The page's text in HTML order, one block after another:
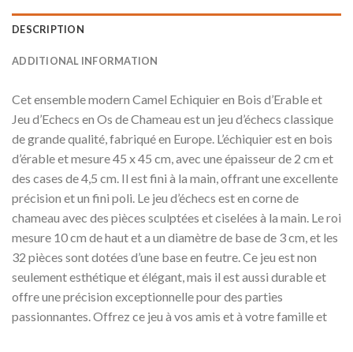
DESCRIPTION
ADDITIONAL INFORMATION
Cet ensemble modern Camel Echiquier en Bois d’Erable et
Jeu d’Echecs en Os de Chameau est un jeu d’échecs classique
de grande qualité, fabriqué en Europe. L’échiquier est en bois
d’érable et mesure 45 x 45 cm, avec une épaisseur de 2 cm et
des cases de 4,5 cm. Il est fini à la main, offrant une excellente
précision et un fini poli. Le jeu d’échecs est en corne de
chameau avec des pièces sculptées et ciselées à la main. Le roi
mesure 10 cm de haut et a un diamètre de base de 3 cm, et les
32 pièces sont dotées d’une base en feutre. Ce jeu est non
seulement esthétique et élégant, mais il est aussi durable et
offre une précision exceptionnelle pour des parties
passionnantes. Offrez ce jeu à vos amis et à votre famille et